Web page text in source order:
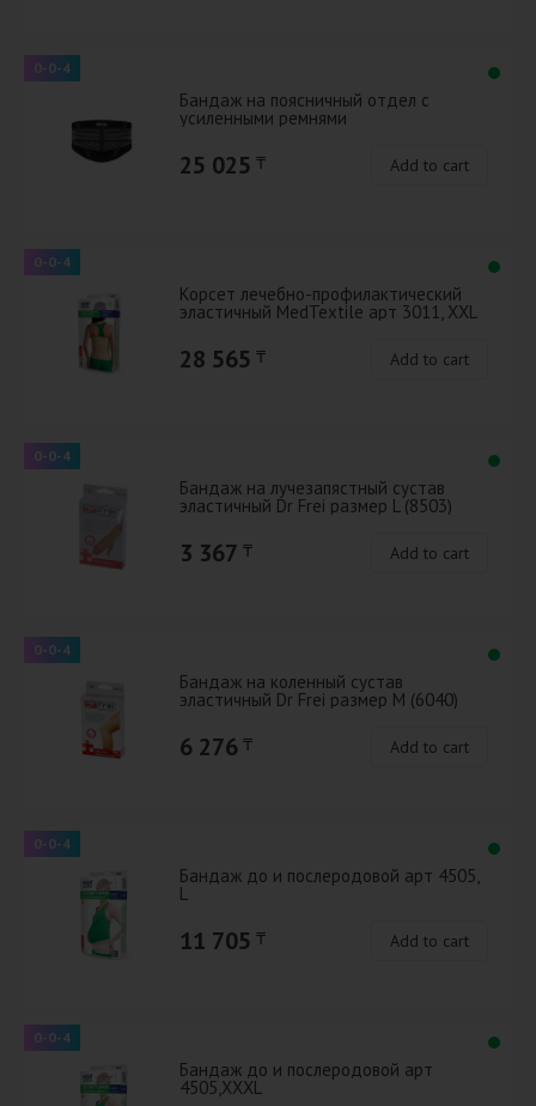
0-0-4
Бандаж на поясничный отдел с
усиленными ремнями
(Болгария)
25 025 ₸ Add to cart
0-0-4
Корсет лечебно-профилактический
эластичный МеdTextile арт 3011, XXL
28 565 ₸ Add to cart
0-0-4
Бандаж на лучезапястный сустав
эластичный Dr Frei размер L (8503)
3 367 ₸ Add to cart
0-0-4
Бандаж на коленный сустав
эластичный Dr Frei размер М (6040)
6 276 ₸ Add to cart
0-0-4
Бандаж до и послеродовой арт 4505,
L
11 705 ₸ Add to cart
0-0-4
Бандаж до и послеродовой арт
4505,XXXL